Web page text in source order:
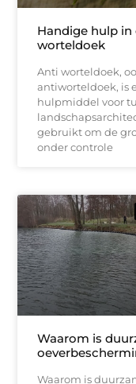
Handige hulp
worteldoek
Anti worteldoek,
antiworteldoek, is
hulpmiddel voor
gebruikt om de
onder controle
Waarom is
Waarom is